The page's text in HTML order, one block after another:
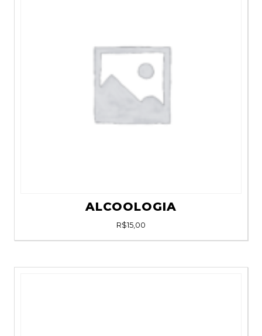
ALCOOLOGIA
R$15,00